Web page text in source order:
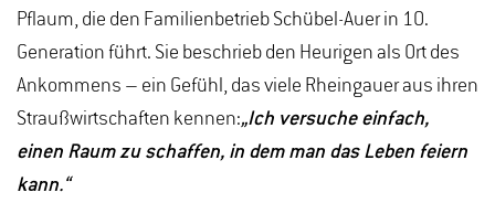
Pflaum, die den Familienbetrieb Schübel-Auer in 10.
Generation führt. Sie beschrieb den Heurigen als Ort des
Ankommens – ein Gefühl, das viele Rheingauer aus ihren
Straußwirtschaften kennen:„Ich versuche einfach,
einen Raum zu schaffen, in dem man das Leben feiern
kann.“